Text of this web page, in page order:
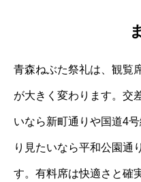
青森ねぶた祭礼は、観覧
が大きく変わります。交
いなら新町通りや国道4
り見たいなら平和公園通
す。有料席は快適さと確